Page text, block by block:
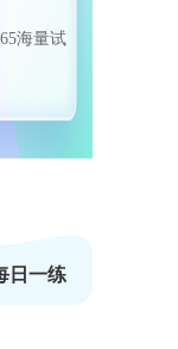
海量试
日一练